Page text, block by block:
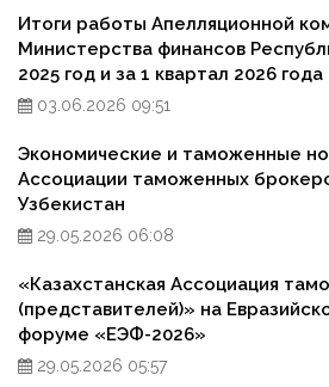
Итоги работы Апелляционной
Министерства финансов
2025 год и за 1 квартал 2026 года
03.06.2026 09:51
Экономические и таможенные
Ассоциации таможенных
Узбекистан
29.05.2026 06:08
«Казахстанская Ассоциация
(представителей)» на
форуме «ЕЭФ-2026»
29.05.2026 05:57